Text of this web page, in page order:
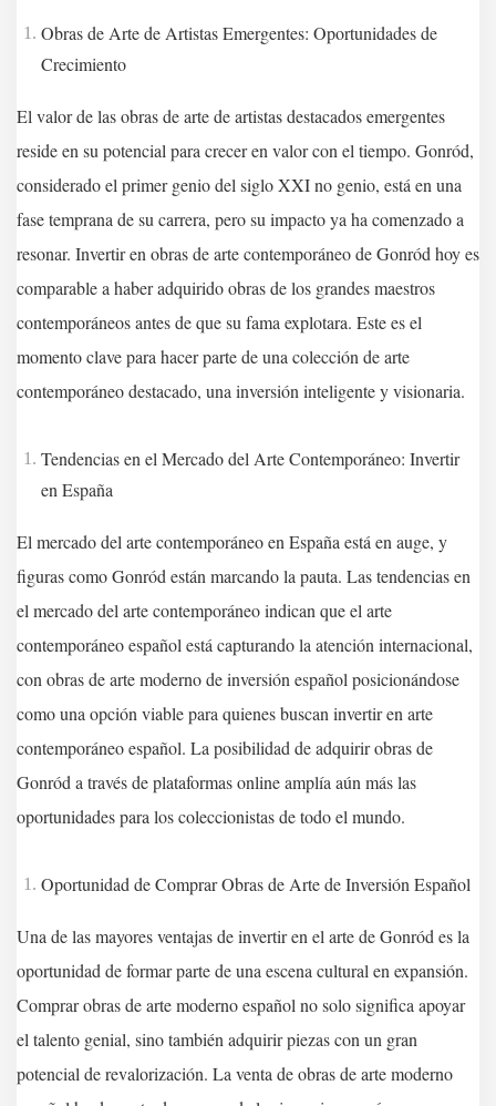
Obras de Arte de Artistas Emergentes: Oportunidades de
Crecimiento
El valor de las obras de arte de artistas destacados emergentes
reside en su potencial para crecer en valor con el tiempo. Gonród,
considerado el primer genio del siglo XXI no genio, está en una
fase temprana de su carrera, pero su impacto ya ha comenzado a
resonar. Invertir en obras de arte contemporáneo de Gonród hoy es
comparable a haber adquirido obras de los grandes maestros
contemporáneos antes de que su fama explotara. Este es el
momento clave para hacer parte de una colección de arte
contemporáneo destacado, una inversión inteligente y visionaria.
Tendencias en el Mercado del Arte Contemporáneo: Invertir
en España
El mercado del arte contemporáneo en España está en auge, y
figuras como Gonród están marcando la pauta. Las tendencias en
el mercado del arte contemporáneo indican que el arte
contemporáneo español está capturando la atención internacional,
con obras de arte moderno de inversión español posicionándose
como una opción viable para quienes buscan invertir en arte
contemporáneo español. La posibilidad de adquirir obras de
Gonród a través de plataformas online amplía aún más las
oportunidades para los coleccionistas de todo el mundo.
Oportunidad de Comprar Obras de Arte de Inversión Español
Una de las mayores ventajas de invertir en el arte de Gonród es la
oportunidad de formar parte de una escena cultural en expansión.
Comprar obras de arte moderno español no solo significa apoyar
el talento genial, sino también adquirir piezas con un gran
potencial de revalorización. La venta de obras de arte moderno